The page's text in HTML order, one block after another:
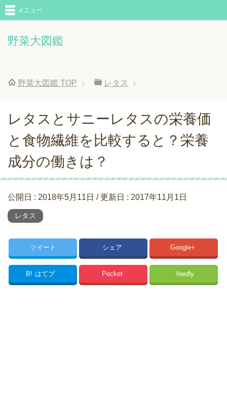
野菜大図鑑
メニュー
野菜大図鑑 TOP レタス
レタスとサニーレタスの栄養価
と食物繊維を比較すると？栄養
成分の働きは？
公開日 : 2018年5月11日 / 更新日 : 2017年11月1日
レタス
ツイート シェア Google+
B! はてブ Pocket feedly